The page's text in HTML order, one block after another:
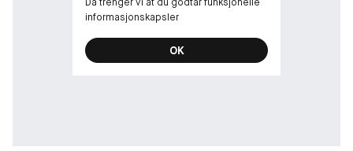
Ren lotiontekstur, absorberes raskt
informasjonskapsler
OK